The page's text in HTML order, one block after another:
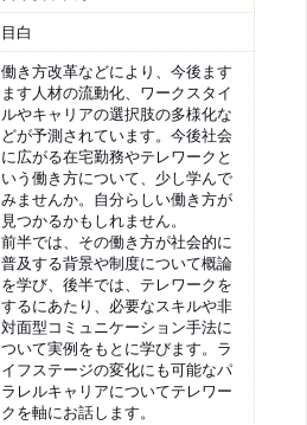
目白
働き方改革などにより、今後ます
ます人材の流動化、ワークスタイ
ルやキャリアの選択肢の多様化な
どが予測されています。今後社会
に広がる在宅勤務やテレワークと
いう働き方について、少し学んで
みませんか。自分らしい働き方が
見つかるかもしれません。
前半では、その働き方が社会的に
普及する背景や制度について概論
を学び、後半では、テレワークを
するにあたり、必要なスキルや非
対面型コミュニケーション手法に
ついて実例をもとに学びます。ラ
イフステージの変化にも可能なパ
ラレルキャリアについてテレワー
クを軸にお話します。